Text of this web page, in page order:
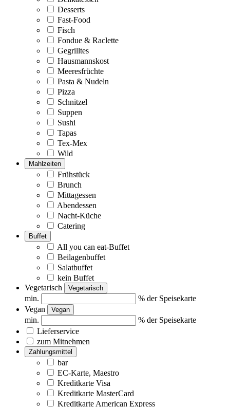
Desserts
Fast-Food
Fisch
Fondue & Raclette
Gegrilltes
Hausmannskost
Meeresfrüchte
Pasta & Nudeln
Pizza
Schnitzel
Suppen
Sushi
Tapas
Tex-Mex
Wild
Mahlzeiten
Frühstück
Brunch
Mittagessen
Abendessen
Nacht-Küche
Catering
Buffet
All you can eat-Buffet
Beilagenbuffet
Salatbuffet
kein Buffet
Vegetarisch
Vegetarisch
min.
% der Speisekarte
Vegan
Vegan
min.
% der Speisekarte
Lieferservice
zum Mitnehmen
Zahlungsmittel
bar
EC-Karte, Maestro
Kreditkarte Visa
Kreditkarte MasterCard
Kreditkarte American Express